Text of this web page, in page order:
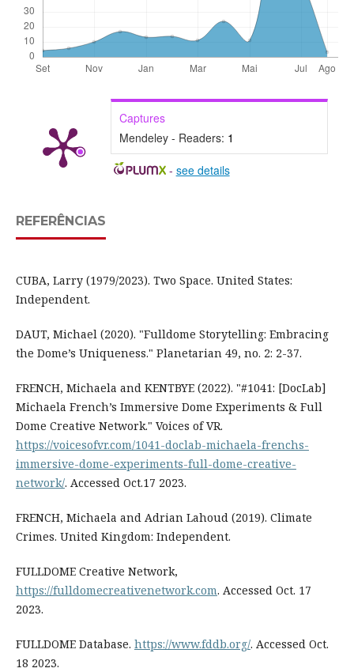
Captures
Mendeley - Readers: 1
- see details
REFERÊNCIAS
CUBA, Larry (1979/2023). Two Space. United States:
Independent.
DAUT, Michael (2020). "Fulldome Storytelling: Embracing
the Dome’s Uniqueness." Planetarian 49, no. 2: 2-37.
FRENCH, Michaela and KENTBYE (2022). "#1041: [DocLab]
Michaela French’s Immersive Dome Experiments & Full
Dome Creative Network." Voices of VR.
https://voicesofvr.com/1041-doclab-michaela-frenchs-
immersive-dome-experiments-full-dome-creative-
network/. Accessed Oct.17 2023.
FRENCH, Michaela and Adrian Lahoud (2019). Climate
Crimes. United Kingdom: Independent.
FULLDOME Creative Network,
https://fulldomecreativenetwork.com. Accessed Oct. 17
2023.
FULLDOME Database. https://www.fddb.org/. Accessed Oct.
18 2023.